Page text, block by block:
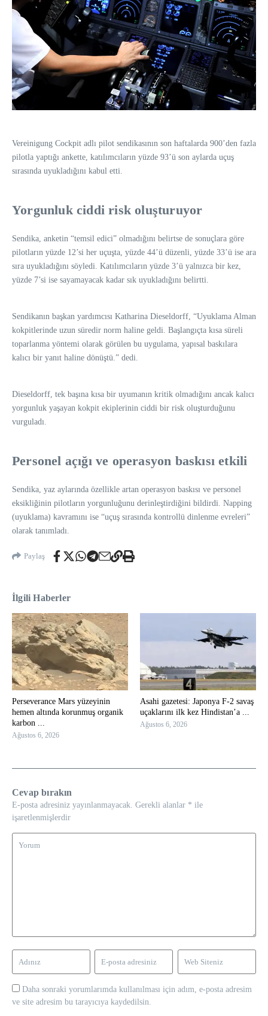
Vereinigung Cockpit adlı pilot sendikasının son haftalarda 900’den fazla
pilotla yaptığı ankette, katılımcıların yüzde 93’ü son aylarda uçuş
sırasında uyukladığını kabul etti.
Yorgunluk ciddi risk oluşturuyor
Sendika, anketin “temsil edici” olmadığını belirtse de sonuçlara göre
pilotların yüzde 12’si her uçuşta, yüzde 44’ü düzenli, yüzde 33’ü ise ara
sıra uyukladığını söyledi. Katılımcıların yüzde 3’ü yalnızca bir kez,
yüzde 7’si ise sayamayacak kadar sık uyukladığını belirtti.
Sendikanın başkan yardımcısı Katharina Dieseldorff, “Uyuklama Alman
kokpitlerinde uzun süredir norm haline geldi. Başlangıçta kısa süreli
toparlanma yöntemi olarak görülen bu uygulama, yapısal baskılara
kalıcı bir yanıt haline dönüştü.” dedi.
Dieseldorff, tek başına kısa bir uyumanın kritik olmadığını ancak kalıcı
yorgunluk yaşayan kokpit ekiplerinin ciddi bir risk oluşturduğunu
vurguladı.
Personel açığı ve operasyon baskısı etkili
Sendika, yaz aylarında özellikle artan operasyon baskısı ve personel
eksikliğinin pilotların yorgunluğunu derinleştirdiğini bildirdi. Napping
(uyuklama) kavramını ise “uçuş sırasında kontrollü dinlenme evreleri”
olarak tanımladı.
Paylaş
İlgili Haberler
Perseverance Mars yüzeyinin
hemen altında korunmuş organik
karbon ...
Ağustos 6, 2026
Asahi gazetesi: Japonya F-2 savaş
uçaklarını ilk kez Hindistan’a ...
Ağustos 6, 2026
Cevap bırakın
E-posta adresiniz yayınlanmayacak. Gerekli alanlar * ile
işaretlenmişlerdir
Daha sonraki yorumlarımda kullanılması için adım, e-posta adresim
ve site adresim bu tarayıcıya kaydedilsin.